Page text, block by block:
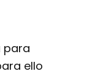
para
ello